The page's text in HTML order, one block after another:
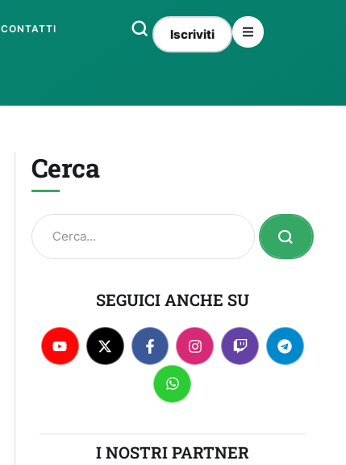
CONTATTI Iscriviti
Cerca
SEGUICI ANCHE SU
I NOSTRI PARTNER